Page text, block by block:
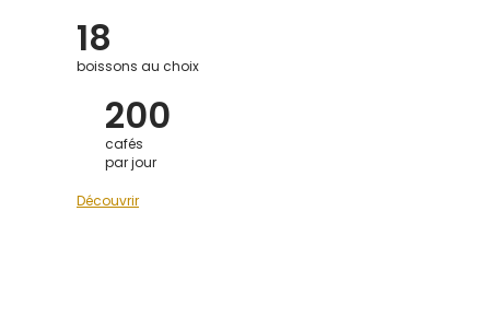
18
boissons au choix
200
cafés
par jour
Découvrir